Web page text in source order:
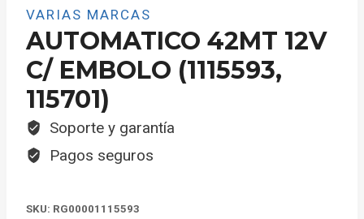
VARIAS MARCAS
AUTOMATICO 42MT 12V
C/ EMBOLO (1115593,
115701)
Soporte y garantía
Pagos seguros
SKU: RG00001115593